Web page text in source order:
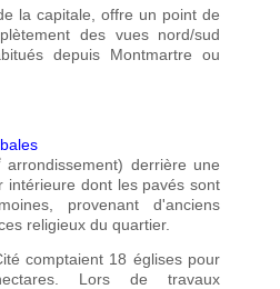
la capitale, offre un point de
des vues nord/sud
depuis Montmartre ou
arrondissement) derrière une
intérieure dont les pavés sont
provenant d'anciens
religieux du quartier.
comptaient 18 églises pour
Lors de travaux